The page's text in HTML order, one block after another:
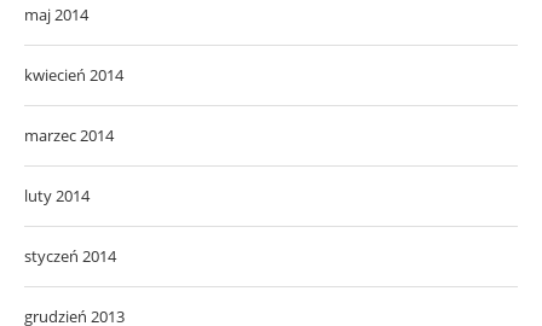
maj 2014
kwiecień 2014
marzec 2014
luty 2014
styczeń 2014
grudzień 2013